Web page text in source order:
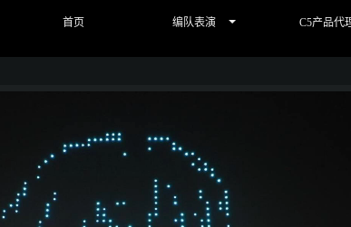
首页 编队表演 C5产品代